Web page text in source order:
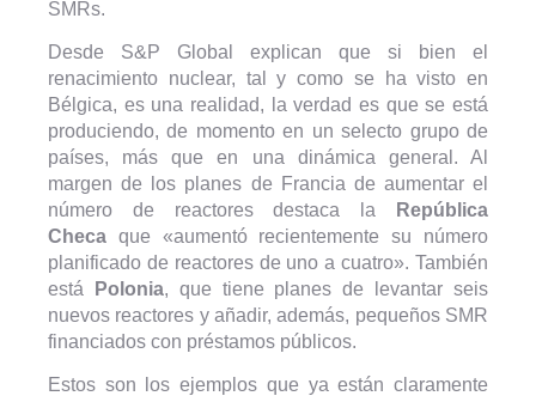
SMRs.
Desde S&P Global explican que si bien el
renacimiento nuclear, tal y como se ha visto en
Bélgica, es una realidad, la verdad es que se está
produciendo, de momento en un selecto grupo de
países, más que en una dinámica general. Al
margen de los planes de Francia de aumentar el
número de reactores destaca la
República
Checa que «aumentó recientemente su número
planificado de reactores de uno a cuatro». También
está
Polonia, que tiene planes de levantar seis
nuevos reactores y añadir, además, pequeños SMR
financiados con préstamos públicos.
Estos son los ejemplos que ya están claramente